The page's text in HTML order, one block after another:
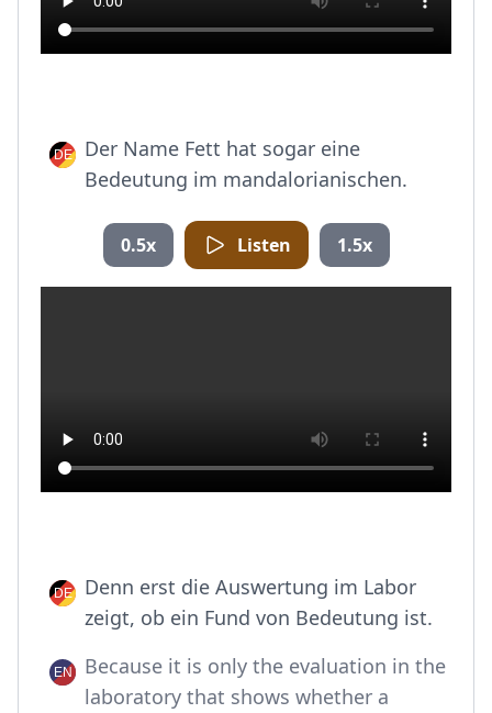
Der Name Fett hat sogar eine
Bedeutung im mandalorianischen.
0.5x Listen 1.5x
Denn erst die Auswertung im Labor
zeigt, ob ein Fund von Bedeutung ist.
Because it is only the evaluation in the
laboratory that shows whether a